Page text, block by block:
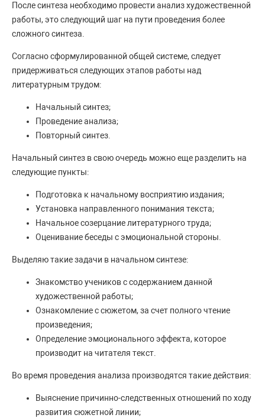
После синтеза необходимо провести анализ художественной
работы, это следующий шаг на пути проведения более
сложного синтеза.
Согласно сформулированной общей системе, следует
придерживаться следующих этапов работы над
литературным трудом:
Начальный синтез;
Проведение анализа;
Повторный синтез.
Начальный синтез в свою очередь можно еще разделить на
следующие пункты:
Подготовка к начальному восприятию издания;
Установка направленного понимания текста;
Начальное созерцание литературного труда;
Оценивание беседы с эмоциональной стороны.
Выделяю такие задачи в начальном синтезе:
Знакомство учеников с содержанием данной
художественной работы;
Ознакомление с сюжетом, за счет полного чтение
произведения;
Определение эмоционального эффекта, которое
производит на читателя текст.
Во время проведения анализа производятся такие действия:
Выяснение причинно-следственных отношений по ходу
развития сюжетной линии;